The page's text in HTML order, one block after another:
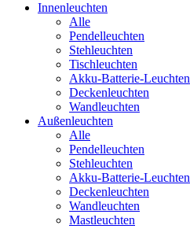
Innenleuchten
Alle
Pendelleuchten
Stehleuchten
Tischleuchten
Akku-Batterie-Leuchten
Deckenleuchten
Wandleuchten
Außenleuchten
Alle
Pendelleuchten
Stehleuchten
Akku-Batterie-Leuchten
Deckenleuchten
Wandleuchten
Mastleuchten